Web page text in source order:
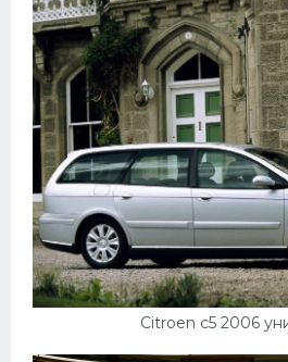
Citroen c5 2006
ЛУАЗ
Фиат
Ситроен
Субару
Опель
Подводные лодки
Митсубиси
Киа